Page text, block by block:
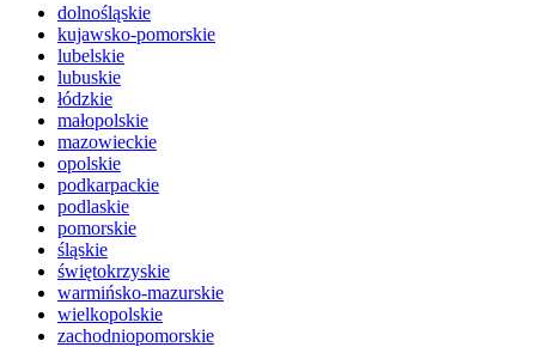
dolnośląskie
kujawsko-pomorskie
lubelskie
lubuskie
łódzkie
małopolskie
mazowieckie
opolskie
podkarpackie
podlaskie
pomorskie
śląskie
świętokrzyskie
warmińsko-mazurskie
wielkopolskie
zachodniopomorskie